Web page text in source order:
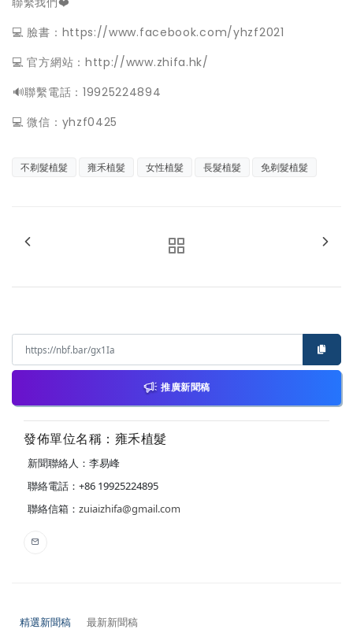
💻 臉書：https://www.facebook.com/yhzf2021
💻 官方網站：http://www.zhifa.hk/
️🔊聯繫電話：19925224894
💻 微信：yhzf0425
不剃髮植髮 雍禾植髮 女性植髮 長髮植髮 免剃髮植髮
推廣新聞稿
發佈單位名稱：雍禾植髮
新聞聯絡人：李易峰
聯絡電話：+86 19925224895
聯絡信箱： zuiaizhifa@gmail.com
精選新聞稿 最新新聞稿